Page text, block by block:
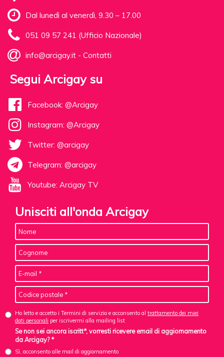
Dal lunedì al venerdì, 9.30 – 17.00
051 09 57 241 (Ufficio Nazionale)
info@arcigay.it - Contatti
Segui Arcigay su
Facebook: @Arcigay
Instagram: @Arcigay
Twitter: @arcigay
Telegram: @arcigay
Youtube: Arcigay TV
Unisciti all'onda Arcigay
Ho letto e accetto i Termini di servizio e acconsento al trattamento dei miei
dati personali per iscrivermi alla mailing list
Se non sei ancora iscritt*, vorresti ricevere email di aggiornamento
da Arcigay? *
Sì, acconsento alle mail di aggiornamento